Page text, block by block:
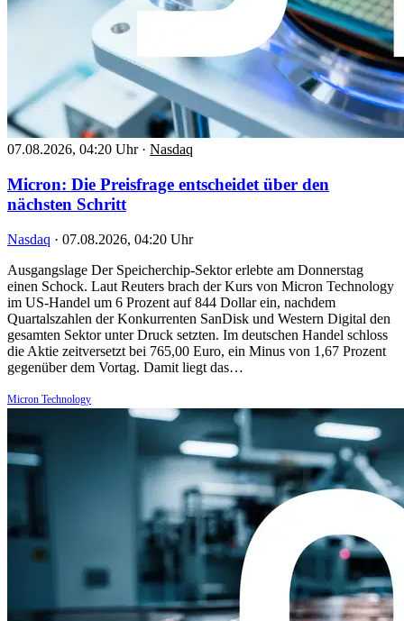
07.08.2026, 04:20 Uhr · Nasdaq
Micron: Die Preisfrage entscheidet über den
nächsten Schritt
Nasdaq · 07.08.2026, 04:20 Uhr
Ausgangslage Der Speicherchip-Sektor erlebte am Donnerstag
einen Schock. Laut Reuters brach der Kurs von Micron Technology
im US-Handel um 6 Prozent auf 844 Dollar ein, nachdem
Quartalszahlen der Konkurrenten SanDisk und Western Digital den
gesamten Sektor unter Druck setzten. Im deutschen Handel schloss
die Aktie zeitversetzt bei 765,00 Euro, ein Minus von 1,67 Prozent
gegenüber dem Vortag. Damit liegt das…
Micron Technology